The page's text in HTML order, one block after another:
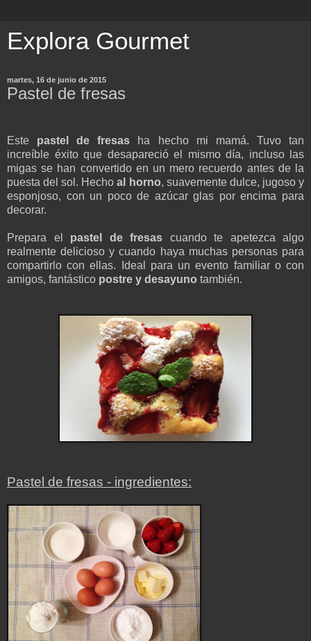
Explora Gourmet
martes, 16 de junio de 2015
Pastel de fresas
Este pastel de fresas ha hecho mi mamá. Tuvo tan
increíble éxito que desapareció el mismo día, incluso las
migas se han convertido en un mero recuerdo antes de la
puesta del sol. Hechoal horno, suavemente dulce, jugoso y
esponjoso, con un poco de azúcar glas por encima para
decorar.
Prepara el pastel de fresas cuando te apetezca algo
realmente delicioso y cuando haya muchas personas para
compartirlo con ellas. Ideal para un evento familiar o con
amigos, fantástico postre y desayuno también.
Pastel de fresas - ingredientes: